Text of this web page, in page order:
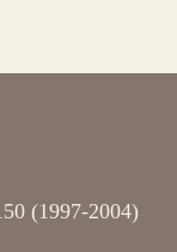
(1997-2004)